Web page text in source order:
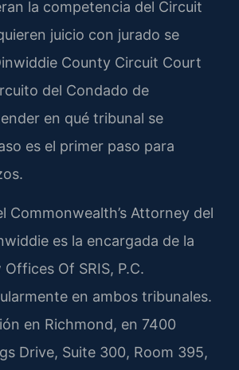
la competencia del Circuit
juicio con jurado se
County Circuit Court
del Condado de
en qué tribunal se
es el primer paso para
Commonwealth’s Attorney del
es la encargada de la
Of SRIS, P.C.
en ambos tribunales.
en Richmond, en 7400
Drive, Suite 300, Room 395,